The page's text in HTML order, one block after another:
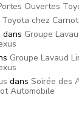
Ouvertes
chez
dans Groupe
Groupe Lavaud
dans Soirée des
Automobile